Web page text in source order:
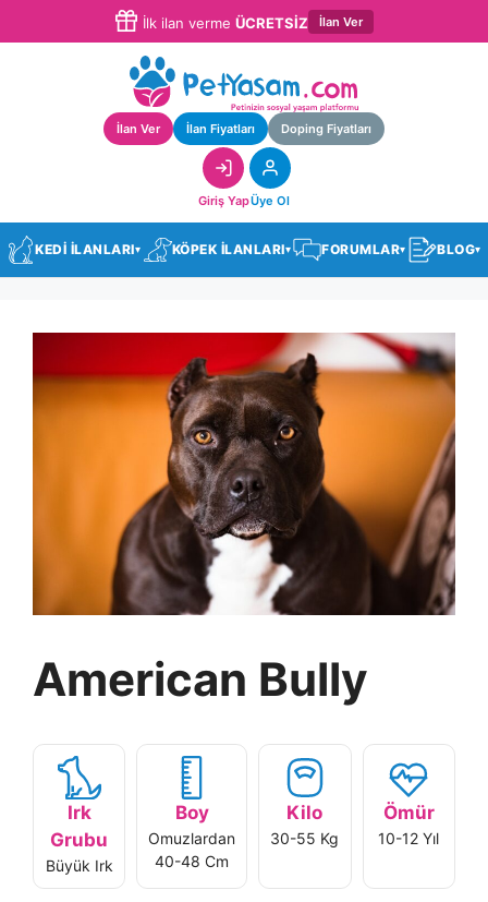
İlk ilan verme ÜCRETSİZ İlan Ver
İlan Ver İlan Fiyatları Doping Fiyatları
Giriş YapÜye Ol
KEDİ İLANLARI▾ KÖPEK İLANLARI▾ FORUMLAR▾ BLOG▾
American Bully
Irk
Grubu
Büyük Irk
Boy
Omuzlardan
40-48 Cm
Kilo
30-55 Kg
Ömür
10-12 Yıl